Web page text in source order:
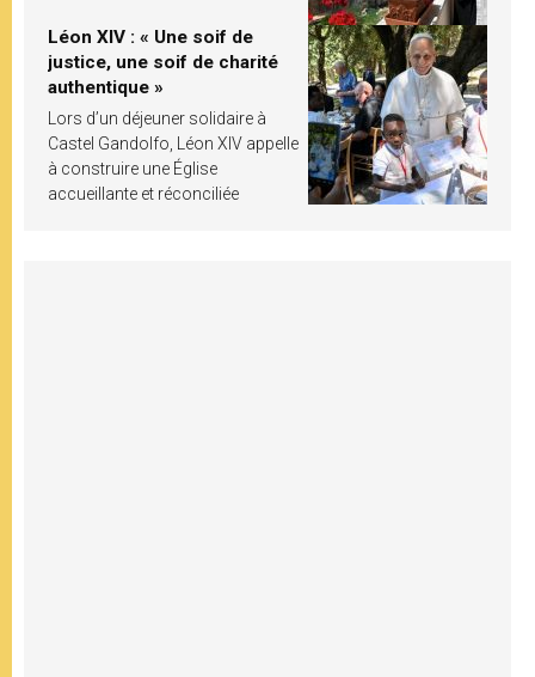
Léon XIV : « Une soif de
justice, une soif de charité
authentique »
Lors d’un déjeuner solidaire à
Castel Gandolfo, Léon XIV appelle
à construire une Église
accueillante et réconciliée